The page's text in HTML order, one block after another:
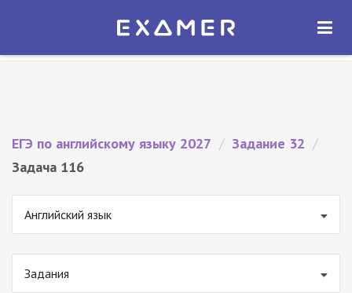
Экзамер — ЕГЭ 2027
ОТКРЫТЬ
ЕГЭ по английскому языку 2027 / Задание 32 /
Задача 116
Английский язык
Задания